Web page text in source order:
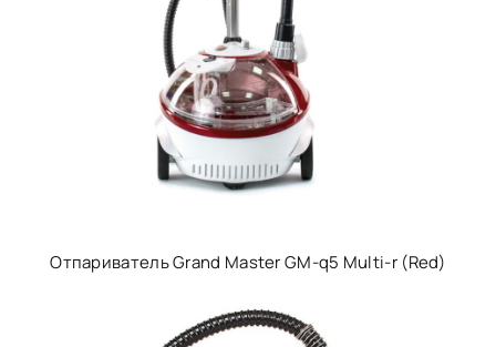
Отпариватель Grand Master GM-q5 Multi-r (Red)